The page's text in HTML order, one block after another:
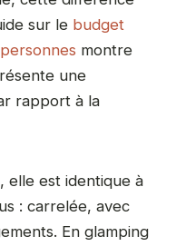
sur le budget
montre
une
rapport à la
elle est identique à
: carrelée, avec
En glamping